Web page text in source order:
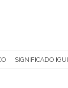
SIGNIFICADO IGUI